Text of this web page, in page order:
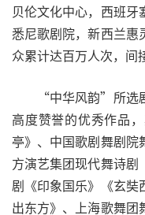
贝伦文化中心，西班
悉尼歌剧院，新西兰惠
众累计达百万人次，间
“中华风韵”所选
高度赞誉的优秀作品
亭》、中国歌剧舞剧院
方演艺集团现代舞诗剧
剧《印象国乐》《玄奘
出东方》、上海歌舞